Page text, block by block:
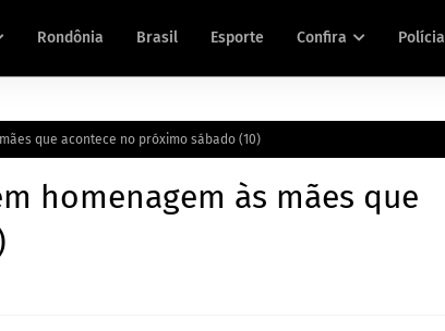
Rondônia Brasil Esporte Confira Polícia
que acontece no próximo sábado (10)
homenagem às mães que